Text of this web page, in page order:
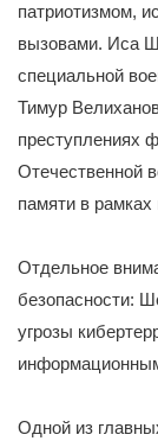
патриотизмом,
вызовами. Иса
специальной
Тимур
преступлениях
Отечественной
памяти в рамках
Отдельное
безопасности:
угрозы
Одной из